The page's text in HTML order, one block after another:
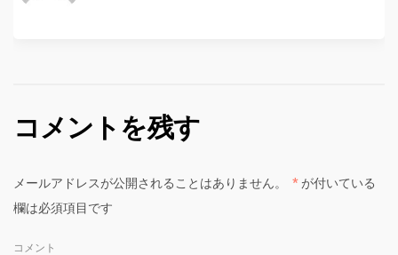
コメントを残す
メールアドレスが公開されることはありません。 * が付いている
欄は必須項目です
コメント